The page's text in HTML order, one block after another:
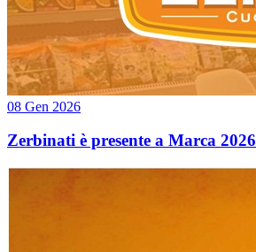
08 Gen 2026
Zerbinati è presente a Marca 2026